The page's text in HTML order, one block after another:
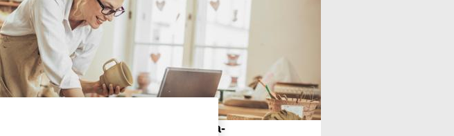
rf-btn GA_CallbackFormBtn" data-